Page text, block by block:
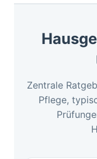
Zentrale
Pflege,